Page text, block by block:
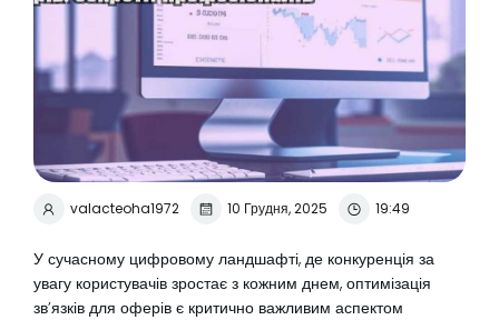
valacteoha1972 10 Грудня, 2025 19:49
У сучасному цифровому ландшафті, де конкуренція за
увагу користувачів зростає з кожним днем, оптимізація
зв’язків для оферів є критично важливим аспектом